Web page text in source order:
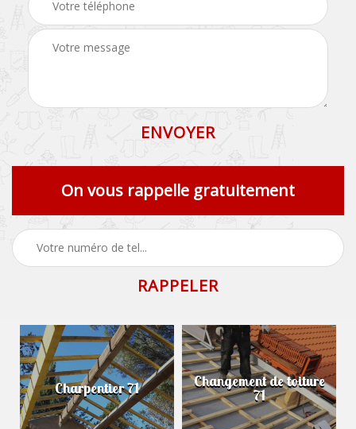
On vous rappelle gratuitement
Charpentier 71 Changement de toiture
71